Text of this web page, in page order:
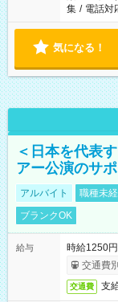
集 / 電話対
気になる！
＜日本を代表
アー公演のサ
アルバイト 職種未
ブランクOK
給与
時給1250
交通費
交通費 支